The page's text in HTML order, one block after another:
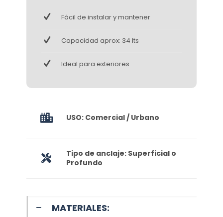
Fácil de instalar y mantener
Capacidad aprox: 34 lts
Ideal para exteriores
USO: Comercial / Urbano
Tipo de anclaje: Superficial o
Profundo
MATERIALES: